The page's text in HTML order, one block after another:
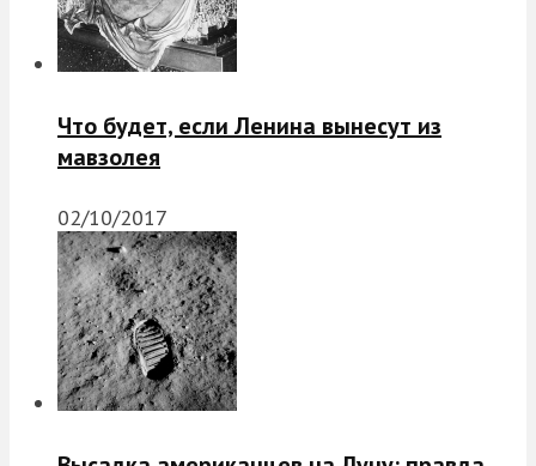
Что будет, если Ленина вынесут из
мавзолея
02/10/2017